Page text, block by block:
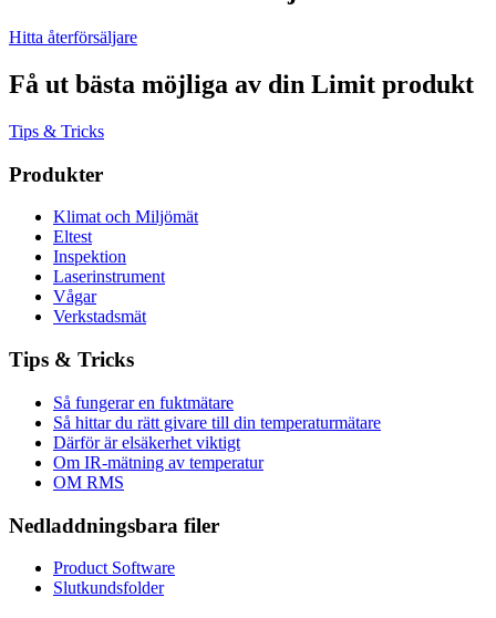
Hitta återförsäljare
Få ut bästa möjliga av din Limit produkt
Tips & Tricks
Produkter
Klimat och Miljömät
Eltest
Inspektion
Laserinstrument
Vågar
Verkstadsmät
Tips & Tricks
Så fungerar en fuktmätare
Så hittar du rätt givare till din temperaturmätare
Därför är elsäkerhet viktigt
Om IR-mätning av temperatur
OM RMS
Nedladdningsbara filer
Product Software
Slutkundsfolder